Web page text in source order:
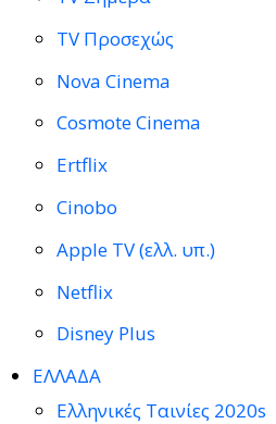
TV Προσεχώς
Nova Cinema
Cosmote Cinema
Ertflix
Cinobo
Apple TV (ελλ. υπ.)
Netflix
Disney Plus
ΕΛΛΑΔΑ
Ελληνικές Ταινίες 2020s